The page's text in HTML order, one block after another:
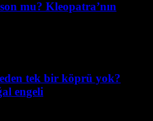
mu? Kleopatra’nın
tek bir köprü yok?
engeli